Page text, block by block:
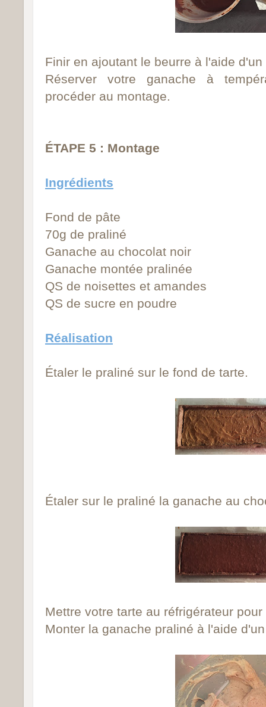
Finir en ajoutant le beurre à l'aide
Réserver votre ganache à
procéder au montage.
ÉTAPE 5 : Montage
Ingrédients
Fond de pâte
70g de praliné
Ganache au chocolat noir
Ganache montée pralinée
QS de noisettes et amandes
QS de sucre en poudre
Réalisation
Étaler le praliné sur le fond de tarte.
Étaler sur le praliné la ganache au
Mettre votre tarte au réfrigérateur
Monter la ganache praliné à l'aide